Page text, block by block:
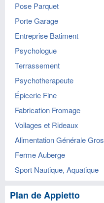
Pose Parquet
Porte Garage
Entreprise Batiment
Psychologue
Terrassement
Psychotherapeute
Épicerie Fine
Fabrication Fromage
Voilages et Rideaux
Alimentation Générale Gros
Ferme Auberge
Sport Nautique, Aquatique
Plan de Appietto